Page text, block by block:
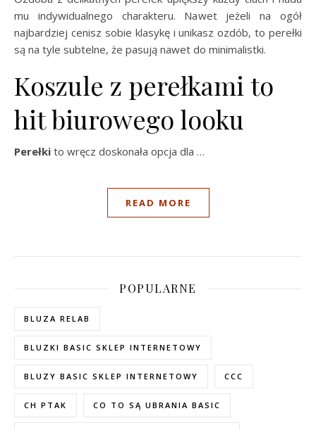
mu indywidualnego charakteru. Nawet jeżeli na ogół
najbardziej cenisz sobie klasykę i unikasz ozdób, to perełki
są na tyle subtelne, że pasują nawet do minimalistki.
Koszule z perełkami to
hit biurowego looku
Perełki to wręcz doskonała opcja dla …
READ MORE
POPULARNE
BLUZA RELAB
BLUZKI BASIC SKLEP INTERNETOWY
BLUZY BASIC SKLEP INTERNETOWY CCC
CH PTAK CO TO SĄ UBRANIA BASIC